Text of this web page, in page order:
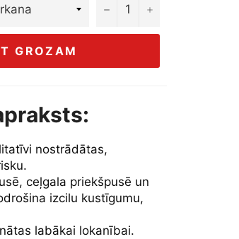
− +
GROZAM
nostrādātas,
ceļgala priekšpusē un
izcilu kustīgumu,
labākai lokanībai.